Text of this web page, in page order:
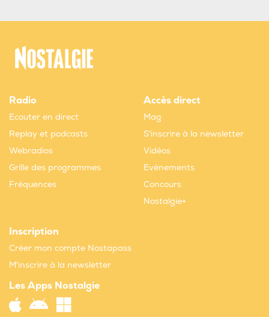
Radio
Ecouter en direct
Replay et podcasts
Webradios
Grille des programmes
Fréquences
Accès direct
Mag
S'inscrire à la newsletter
Vidéos
Evènements
Concours
Nostalgie+
Inscription
Créer mon compte Nostapass
M'inscrire à la newsletter
Les Apps Nostalgie